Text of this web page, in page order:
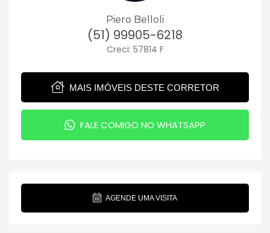
Piero Belloli
(51) 99905-6218
Creci: 57814 F
MAIS IMÓVEIS DESTE CORRETOR
FALE COMIGO NO WHATSAPP
AGENDE UMA VISITA